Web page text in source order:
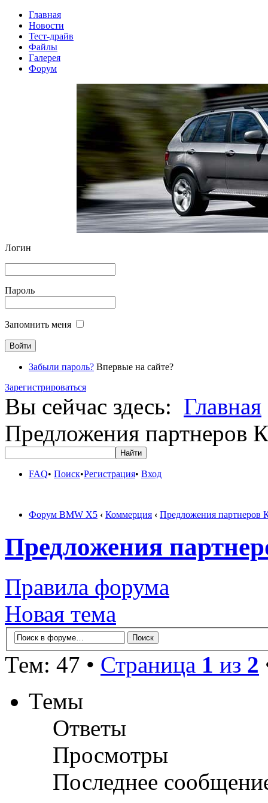
Главная
Новости
Тест-драйв
Файлы
Галерея
Форум
Логин
Пароль
Запомнить меня
Забыли пароль? Впервые на сайте?
Зарегистрироваться
Вы сейчас здесь: Главная
Предложения партнеров
FAQ• Поиск•Регистрация• Вход
Форум BMW X5 ‹ Коммерция ‹ Предложения партнеров
Предложения
Правила форума
Новая тема
Тем: 47 • Страница 1 из 2
Темы
Ответы
Просмотры
Последнее